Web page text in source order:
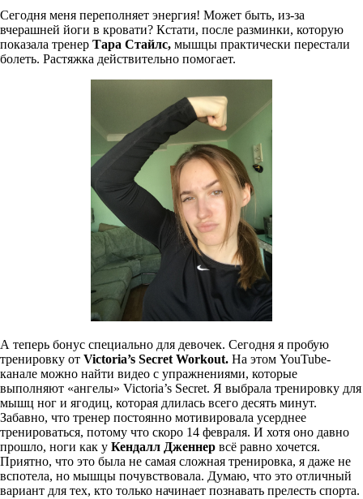
Сегодня меня переполняет энергия! Может быть, из-за
вчерашней йоги в кровати? Кстати, после разминки, которую
показала тренер Тара Стайлс, мышцы практически перестали
болеть. Растяжка действительно помогает.
А теперь бонус специально для девочек. Сегодня я пробую
тренировку от Victoria’s Secret Workout. На этом YouTube-
канале можно найти видео с упражнениями, которые
выполняют «ангелы» Victoria’s Secret. Я выбрала тренировку для
мышц ног и ягодиц, которая длилась всего десять минут.
Забавно, что тренер постоянно мотивировала усерднее
тренироваться, потому что скоро 14 февраля. И хотя оно давно
прошло, ноги как у Кендалл Дженнер всё равно хочется.
Приятно, что это была не самая сложная тренировка, я даже не
вспотела, но мышцы почувствовала. Думаю, что это отличный
вариант для тех, кто только начинает познавать прелесть спорта.